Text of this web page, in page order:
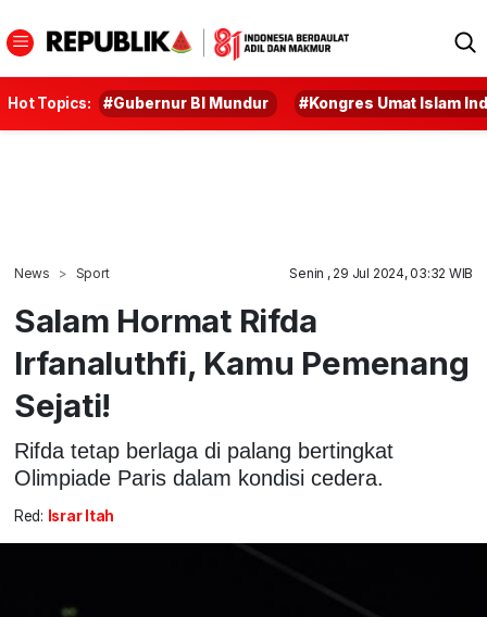
Hot Topics: #Gubernur BI Mundur #Kongres Umat Islam
News Sport Senin , 29 Jul 2024, 03:32 WIB
Salam Hormat Rifda
Irfanaluthfi, Kamu Pemenang
Sejati!
Rifda tetap berlaga di palang bertingkat
Olimpiade Paris dalam kondisi cedera.
Red: Israr Itah